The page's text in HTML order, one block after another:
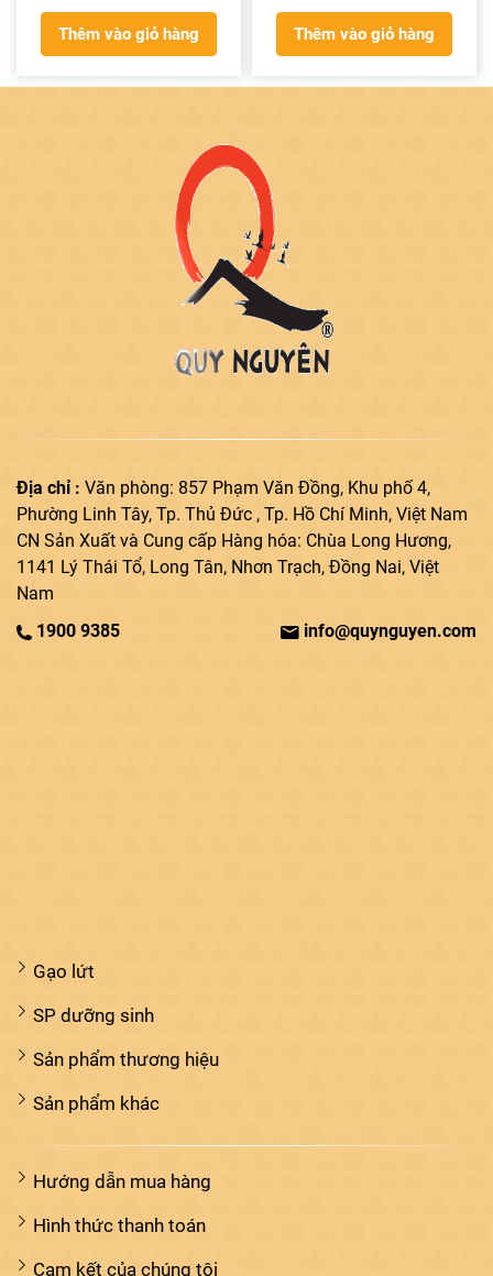
Thêm vào giỏ hàng Thêm vào giỏ hàng
Địa chỉ : Văn phòng: 857 Phạm Văn Đồng, Khu phố 4,
Phường Linh Tây, Tp. Thủ Đức , Tp. Hồ Chí Minh, Việt Nam
CN Sản Xuất và Cung cấp Hàng hóa: Chùa Long Hương,
1141 Lý Thái Tổ, Long Tân, Nhơn Trạch, Đồng Nai, Việt
Nam
1900 9385
info@quynguyen.com
Gạo lứt
SP dưỡng sinh
Sản phẩm thương hiệu
Sản phẩm khác
Hướng dẫn mua hàng
Hình thức thanh toán
Cam kết của chúng tôi